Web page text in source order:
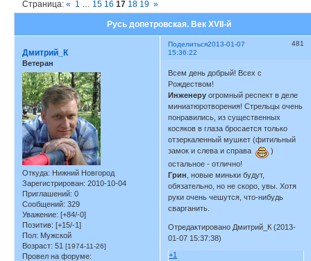
Русь допетровская. Век XVII-й
Страница:« 1 … 15 16 17 18 19 »
Поделиться 481
2013-01-07
15:36:22
Дмитрий_К
Ветеран
Откуда: Нижний Новгород
Зарегистрирован: 2010-10-04
Приглашений: 0
Сообщений: 329
Уважение: [+84/-0]
Позитив: [+15/-1]
Пол: Мужской
Возраст: 51 [1974-11-26]
Провел на форуме:
Всем день добрый! Всех с
Рождеством!
Инженеру огромный респект в деле
миниатюротворения! Стрельцы очень
понравились, из существенных
косяков в глаза бросается только
отзеркаленный мушкет (фитильный
замок и слева и справа
)
остальное - отлично!
Грин , новые миньки будут,
обязательно, но не скоро, увы. Хотя
руки очень чешутся, что-нибудь
сварганить.
Отредактировано Дмитрий_К (2013-
01-07 15:37:38)
+1